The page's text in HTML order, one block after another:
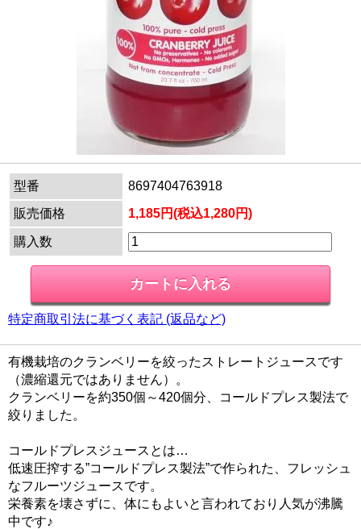
型番
8697404763918
販売価格
1,185円(税込1,280円)
購入数
特定商取引法に基づく表記 (返品など)
有機栽培のクランベリーを絞ったストレートジュースです
（濃縮還元ではありません）。
クランベリーを約350個～420個分、コールドプレス製法で
絞りました。
コールドプレスジュースとは…
低速圧搾する”コールドプレス製法”で作られた、フレッシュ
なフルーツジュースです。
栄養素を壊さずに、体にもよいと言われており人気が沸騰
中です♪